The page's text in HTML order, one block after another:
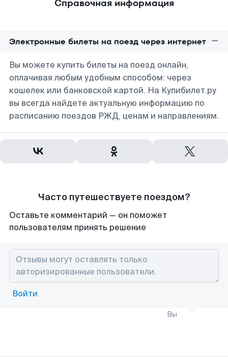
Справочная информация
Электронные билеты на поезд через интернет
Вы можете купить билеты на поезд онлайн,
оплачивая любым удобным способом: через
кошелек или банковской картой. На Купибилет.ру
вы всегда найдете актуальную информацию по
расписанию поездов РЖД, ценам и направлениям.
Часто путешествуете поездом?
Оставьте комментарий — он поможет
пользователям принять решение
Войти
Вы